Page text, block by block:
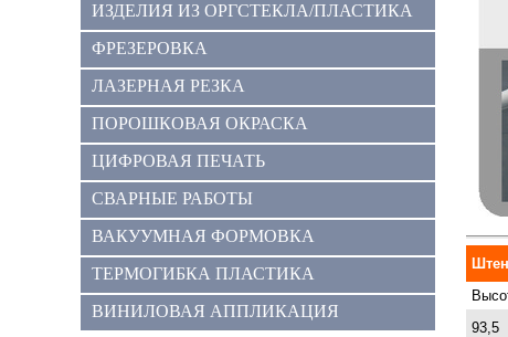
ИЗДЕЛИЯ ИЗ ОРГСТЕКЛА/ПЛАСТИКА
ФРЕЗЕРОВКА
ЛАЗЕРНАЯ РЕЗКА
ПОРОШКОВАЯ ОКРАСКА
ЦИФРОВАЯ ПЕЧАТЬ
СВАРНЫЕ РАБОТЫ
ВАКУУМНАЯ ФОРМОВКА
ТЕРМОГИБКА ПЛАСТИКА
ВИНИЛОВАЯ АППЛИКАЦИЯ
93,5